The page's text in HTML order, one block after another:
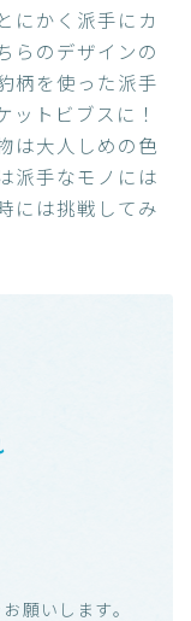
にかく派手にカ
らのデザインの
柄を使った派手
ットビブスに！
は大人しめの色
派手なモノには
には挑戦してみ
願いします。